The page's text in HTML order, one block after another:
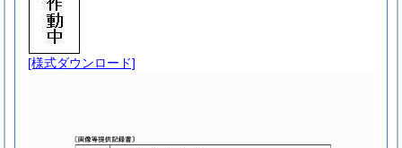
[様式ダウンロード]